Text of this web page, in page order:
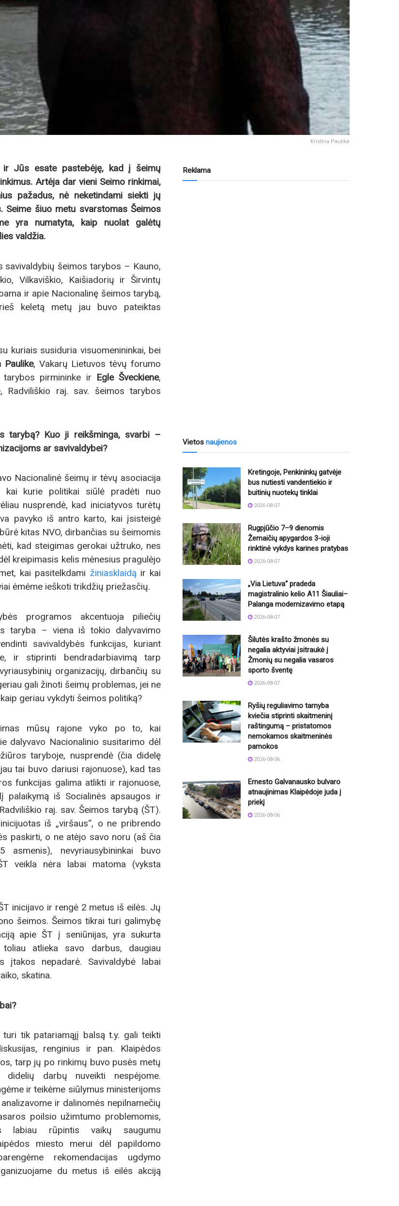
Kristina Paulikė
Jūs esate pastebėję, kad į šeimų
Artėja dar vieni Seimo rinkimai,
pažadus, nė neketindami siekti jų
Seime šiuo metu svarstomas Šeimos
yra numatyta, kaip nuolat galėtų
valdžia.
savivaldybių šeimos tarybos – Kauno,
Vilkaviškio, Kaišiadorių ir Širvintų
ir apie Nacionalinę šeimos tarybą,
keletą metų jau buvo pateiktas
kuriais susiduria visuomenininkai, bei
Paulike, Vakarų Lietuvos tėvų forumo
tarybos pirmininke ir Egle Šveckiene,
Radviliškio raj. sav. šeimos tarybos
tarybą? Kuo ji reikšminga, svarbi –
ar savivaldybei?
Nacionalinė šeimų ir tėvų asociacija
kai kurie politikai siūlė pradėti nuo
nusprendė, kad iniciatyvos turėtų
pavyko iš antro karto, kai įsisteigė
kitas NVO, dirbančias su šeimomis
kad steigimas gerokai užtruko, nes
kreipimasis kelis mėnesius pragulėjo
kai pasitelkdami žiniasklaidąir kai
ėmėme ieškoti trikdžių priežasčių.
programos akcentuoja piliečių
taryba – viena iš tokio dalyvavimo
savivaldybės funkcijas, kuriant
ir stiprinti bendradarbiavimą tarp
organizacijų, dirbančių su
gali žinoti šeimų problemas, jei ne
geriau vykdyti šeimos politiką?
mūsų rajone vyko po to, kai
dalyvavo Nacionalinio susitarimo dėl
taryboje, nusprendė (čia didelę
tai buvo dariusi rajonuose), kad tas
funkcijas galima atlikti ir rajonuose,
iš Socialinės apsaugos ir
raj. sav. Šeimos tarybą (ŠT).
iš „viršaus“, o ne pribrendo
paskirti, o ne atėjo savo noru (aš čia
nevyriausybininkai buvo
veikla nėra labai matoma (vyksta
inicijavo ir rengė 2 metus iš eilės. Jų
šeimos. Šeimos tikrai turi galimybę
apie ŠT į seniūnijas, yra sukurta
atlieka savo darbus, daugiau
įtakos nepadarė. Savivaldybė labai
skatina.
tik patariamąjį balsą t.y. gali teikti
renginius ir pan. Klaipėdos
tarp jų po rinkimų buvo pusės metų
darbų nuveikti nespėjome.
ir teikėme siūlymus ministerijoms
ir dalinomės nepilnamečių
poilsio užimtumo problemomis,
labiau rūpintis vaikų saugumu
miesto merui dėl papildomo
rekomendacijas ugdymo
du metus iš eilės akciją
Reklama
Vietos naujienos
Kretingoje, Penkininkų gatvėje
bus nutiesti vandentiekio ir
buitinių nuotekų tinklai
2026-08-07
Rugpjūčio 7–9 dienomis
Žemaičių apygardos 3-ioji
rinktinė vykdys karines pratybas
2026-08-07
„Via Lietuva“ pradeda
magistralinio kelio A11 Šiauliai–
Palanga modernizavimo etapą
2026-08-07
Šilutės krašto žmonės su
negalia aktyviai įsitraukė į
Žmonių su negalia vasaros
sporto šventę
2026-08-07
Ryšių reguliavimo tarnyba
kviečia stiprinti skaitmeninį
raštingumą – pristatomos
nemokamos skaitmeninės
pamokos
2026-08-06
Ernesto Galvanausko bulvaro
atnaujinimas Klaipėdoje juda į
priekį
2026-08-06